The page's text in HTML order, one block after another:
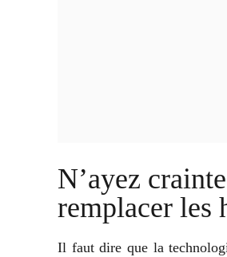
N’ayez
remplacer les
Il faut dire que la